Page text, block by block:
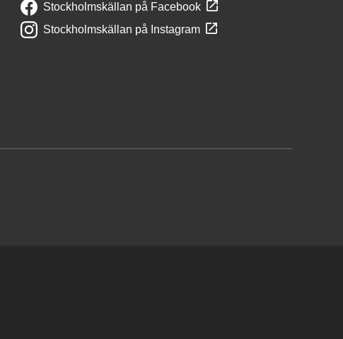
Stockholmskällan på Facebook
Stockholmskällan på Instagram